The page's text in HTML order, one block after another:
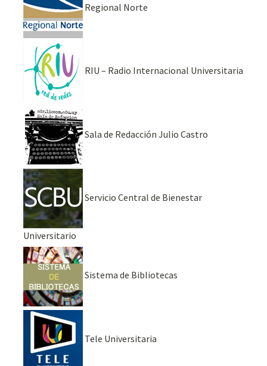
Regional Norte
RIU – Radio Internacional Universitaria
Sala de Redacción Julio Castro
Servicio Central de Bienestar
Universitario
Sistema de Bibliotecas
Tele Universitaria